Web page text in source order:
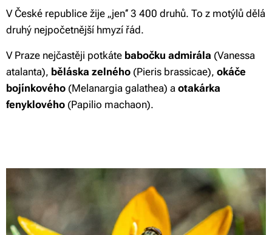
V České republice žije ‚‚jen‘‘ 3 400 druhů. To z motýlů dělá
druhý nejpočetnější hmyzí řád.
V Praze nejčastěji potkáte babočku admirála (Vanessa
atalanta), běláska zelného (Pieris brassicae), okáče
bojínkového (Melanargia galathea) a otakárka
fenyklového (Papilio machaon).